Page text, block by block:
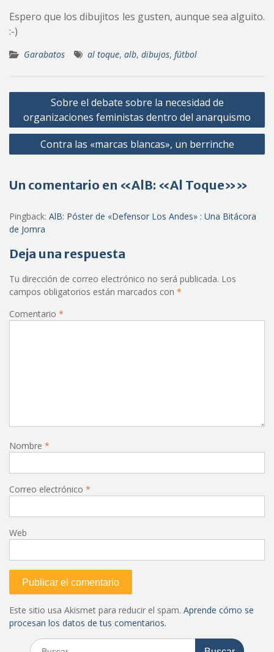
Espero que los dibujitos les gusten, aunque sea alguito.
:-)
Garabatos al toque, alb, dibujos, fútbol
Navegación
entradas
Sobre el debate sobre la necesidad de
organizaciones feministas dentro del anarquismo
Contra las «marcas blancas», un berrinche
Un comentario en «AlB: «Al Toque»»
Pingback: AlB: Póster de «Defensor Los Andes» : Una Bitácora
de Jomra
Deja una respuesta
Tu dirección de correo electrónico no será publicada. Los
campos obligatorios están marcados con *
Comentario *
Nombre *
Correo electrónico *
Web
Este sitio usa Akismet para reducir el spam. Aprende cómo se
procesan los datos de tus comentarios.
Buscar: